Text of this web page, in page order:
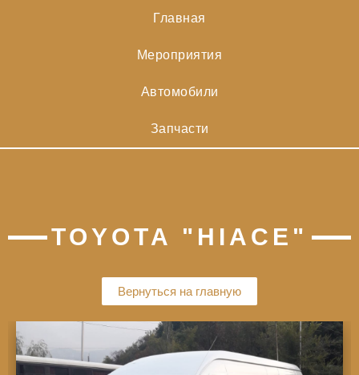
Главная
Мероприятия
Автомобили
Запчасти
TOYOTA "HIACE"
Вернуться на главную